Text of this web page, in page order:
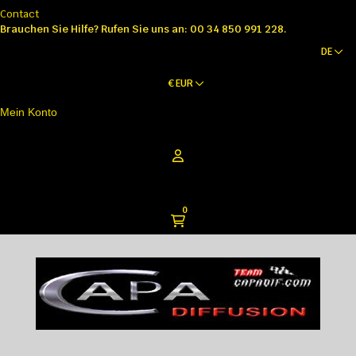
Contact
Brauchen Sie Hilfe? Rufen Sie uns an: 00 34 850 991 228.
DE
€ EUR
Mein Konto
0